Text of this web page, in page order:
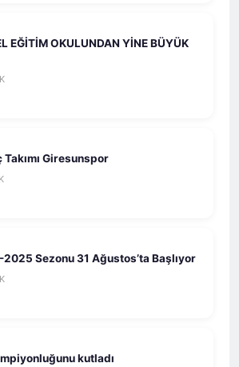
EĞİTİM OKULUNDAN YİNE BÜYÜK
Takımı Giresunspor
Sezonu 31 Ağustos’ta Başlıyor
kutladı